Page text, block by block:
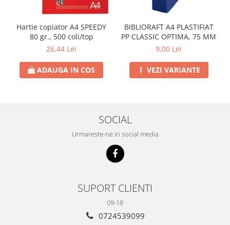
Hartie copiator A4 SPEEDY
80 gr., 500 coli/top
26,44 Lei
ADAUGA IN COS
BIBLIORAFT A4 PLASTIFIAT
PP CLASSIC OPTIMA, 75 MM
9,00 Lei
VEZI VARIANTE
SOCIAL
Urmareste-ne in social media
SUPORT CLIENTI
09-18
0724539099